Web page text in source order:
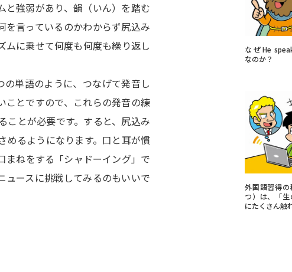
オープンキャンパス検索
実施プログラムから探す
来場型・Web型イベント特集
受験準備
志望校・出願校を調べる
併願校選び 受験スケジュールを立てよう
先輩が入学
テレメール全国一斉進学調査
新生活お役立ちガイド
と強弱があり、韻（いん）を踏む
を言っているのかわからず尻込み
ムに乗せて何度も何度も繰り返し
単語のように、つなげて発音し
ことですので、これらの発音の練
ことが必要です。すると、尻込み
めるようになります。口と耳が慣
まねをする「シャドーイング」で
ュースに挑戦してみるのもいいで
なぜHe
なのか？
外国語習得の
つ）は、「生
にたくさん触